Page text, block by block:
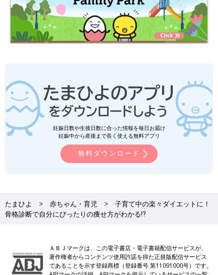
妊娠日数や生後日数に合った情報を毎日お届け
妊娠中から産後まで長く使える無料アプリ
無料ダウンロード
たまひよ 赤ちゃん・育児
子育て中の楽々ダイエットに！
骨格診断で自分にぴったりの痩せ方がわかる⁉
ＡＢＪマークは、この電子書店・電子書籍配信サービスが、
著作権者からコンテンツ使用許諾を得た正規版配信サービス
であることを示す登録商標（登録番号 第11091000号）です。